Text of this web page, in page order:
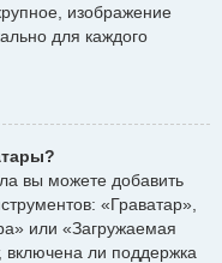
изображение
для каждого
вы можете добавить
«Граватар»,
или «Загружаемая
включена ли поддержка